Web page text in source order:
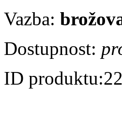
Vazba:
Dostupnost:
ID produktu: